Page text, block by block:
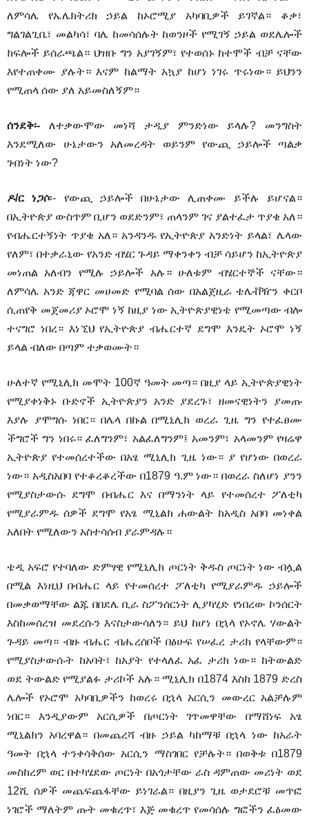
ለምሳሌ የኤሌክትሪክ ኃይል ከኦሮሚያ አካባቢዎች ይገኛል። ቆቃ፣
ግልገልጊቤ፣ መልካሳ፣ ባሌ ከመሳሰሉት ከወንዞች የሚገኝ ኃይል ወደሌሎች
ክፍሎች ይሰራጫል። ህዝቡ ግን አያገኝም፣ የተወሰኑ ከተሞች ብቻ ናቸው
እየተጠቀሙ ያሉት። እናም ከልማት አኳያ ከሆነ ነገሩ ጥሩነው። ይህንን
የሚጠላ ሰው ያለ አይመስለኝም።
ሰንደቅ፡- ለተቃውሞው መነሻ ታዲያ ምንድነው ይላሉ? መንግስት
እንደሚለው ሁኔታውን አለመረዳት ወይንም የውጪ ኃይሎች ጣልቃ
ገብነት ነው?
ዶ/ር ነጋሶ፡- የውጪ ኃይሎች በሁኔታው ሊጠቀሙ ይችሉ ይሆናል።
በኢትዮጵያ ውስጥም ቢሆን ወደድንም፣ ጠላንም ገና ያልተፈታ ጥያቄ አለ።
የብሔርተኝነት ጥያቄ አለ። አንዳንዱ የኢትዮጵያ አንድነት ይላል፣ ሌላው
የለም፣ በተቃራኒው የአንድ ብሄር ጉዳይ ማቀንቀን ብቻ ሳይሆን ከኢትዮጵያ
መነጠል አለብን የሚሉ ኃይሎች አሉ። ሁለቱም ብሄርተኞች ናቸው።
ለምሳሌ አንድ ጃዋር መሀመድ የሚባል ሰው በአልጀዚራ ቴሌቭዥን ቀርቦ
ሲጠየቅ መጀመሪያ ኦሮሞ ነኝ ከዚያ ነው ኢትዮጵያዊነቴ የሚመጣው ብሎ
ተናግሮ ነበረ። እነኚህ የኢትዮጵያ ብሔርተኛ ደግሞ እንዴት ኦሮሞ ነኝ
ይላል ብለው በጣም ተቃወሙት።
ሁለተኛ የሚኒሊክ መሞት 100ኛ ዓመት መጣ። በዚያ ላይ ኢትዮጵያዊነት
የሚያቀነቅኑ ቡድኖች ኢትዮጵያን አንድ ያደረጉ፣ ዘመናዊነትን ያመጡ
እያሉ ያሞግሱ ነበር። በሌላ በኩል በሚኒሊክ ወረራ ጊዜ ግን የተፈፀሙ
ችግሮች ግን ነበሩ። ፈለግንም፣ አልፈለግንም፤ አመንም፣ አላመንም የዛሬዋ
ኢትዮጵያ የተመሰረተችው በአፄ ሚኒሊክ ጊዜ ነው። ያ የሆነው በወረራ
ነው። አዲስአበባ የተቆረቆረችው በ1879 ዓ.ም ነው። በወረራ ስለሆነ ያንን
የሚያስታውሱ ደግሞ በብሔር እና በማንነት ላይ የተመሰረተ ፖለቲካ
የሚያራምዱ ሰዎች ደግሞ የአፄ ሚኒልክ ሐውልት ከአዲስ አበባ መነቀል
አለበት የሚለውን አስተሳሰብ ያራምዳሉ።
ቴዲ አፍሮ የተባለው ድምፃዊ የሚኒሊክ ጦርነት ቅዱስ ጦርነት ነው ብሏል
በሚል እነዚህ በብሔር ላይ የተመሰረተ ፖለቲካ የሚያራምዱ ኃይሎች
በመቃወማቸው ልጁ በበደሌ ቢራ ስፖንሰርነት ሊያካሂድ የነበረው ኮንሰርት
እስከመሰረዝ መደረሱን እናስታውሳለን። ይህ ከሆነ በኋላ የኦኖሌ ሃውልት
ጉዳይ መጣ። ብዙ ብሔር ብሔረሰቦች በፅሁፍ የሠፈረ ታሪክ የላቸውም።
የሚያስታውሱት ከአባት፣ ከአያት የተላለፈ አፈ ታሪክ ነው። ከትውልድ
ወደ ትውልድ የሚያልፉ ታሪኮች አሉ። ሚኒሊክ በ1874 እስከ 1879 ድረስ
ሌሎች የኦሮሞ አካባቢዎችን ከወረሩ በኋላ አርሲን መውረር አልቻሉም
ነበር። እንዲያውም አርሲዎች በጦርነት ገጥመዋቸው በማሸነፍ አፄ
ሚኒልክን አባረዋል። በመጨረሻ ብዙ ኃይል ካከማቹ በኋላ ነው ከአራት
ዓመት በኋላ ተንቀሳቅሰው አርሲን ማስገበር የቻሉት። በወቅቱ በ1879
መስከረም ወር በተካሄደው ጦርነት በአጎታቸው ራስ ዳምጠው መሪነት ወደ
12ሺ ሰዎች መጨፍጨፋቸው ይነገራል። በዚያን ጊዜ ወታደሮቹ መጥፎ
ነገሮች ማለትም ጡት መቁረጥ፣ እጅ መቁረጥ የመሳሰሉ ግፎችን ፈፅመው